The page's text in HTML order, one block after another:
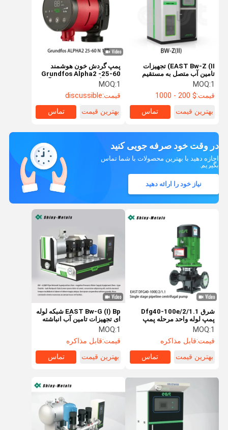
پمپ گردش خون هوشمند
Grundfos Alpha2 -25-60
N خانه گرمایش کف پمپ آب
گرم صرفه جویی در انرژی و
ساکت
MOQ:1
قیمت:discussible
بهترین قیمت
تماس
EAST Bw-Z (II) تجهیزات
تامین آب متصل به مستقیم
MOQ:1
قیمت:$ 200 - 1000
بهترین قیمت
تماس
در وقت خود صرفه جویی کنید
اجازه دهید با بهترین محصولات با شما تماس
بگیریم.
نیاز خود را ارائه دهید
شرق Dfg40-100e/2/1.1
پمپ لوله واحد مرحله پمپ
سانتریفیوژ
MOQ:1
قیمت:قابل مذاکره
بهترین قیمت
تماس
EAST Bw-G (I) Bp شبکه لوله
ای تجهیزات تامین آب انباشته
شده
MOQ:1
قیمت:قابل مذاکره
بهترین قیمت
تماس